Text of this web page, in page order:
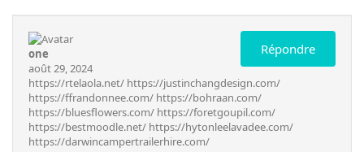
Répondre
one
août 29, 2024
https://rtelaola.net/ https://justinchangdesign.com/
https://ffrandonnee.com/ https://bohraan.com/
https://bluesflowers.com/ https://foretgoupil.com/
https://bestmoodle.net/ https://hytonleelavadee.com/
https://darwincampertrailerhire.com/